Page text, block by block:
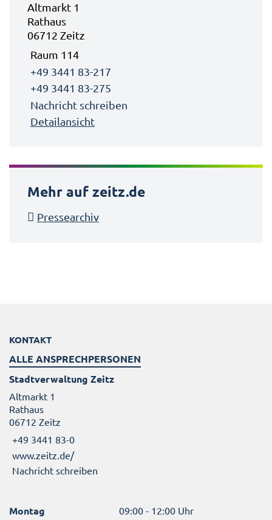
Altmarkt 1
Rathaus
06712 Zeitz
Raum 114
+49 3441 83-217
+49 3441 83-275
Nachricht schreiben
Detailansicht
Mehr auf zeitz.de
Pressearchiv
KONTAKT
ALLE ANSPRECHPERSONEN
Stadtverwaltung Zeitz
Altmarkt 1
Rathaus
06712 Zeitz
+49 3441 83-0
www.zeitz.de/
Nachricht schreiben
Montag 09:00 - 12:00 Uhr